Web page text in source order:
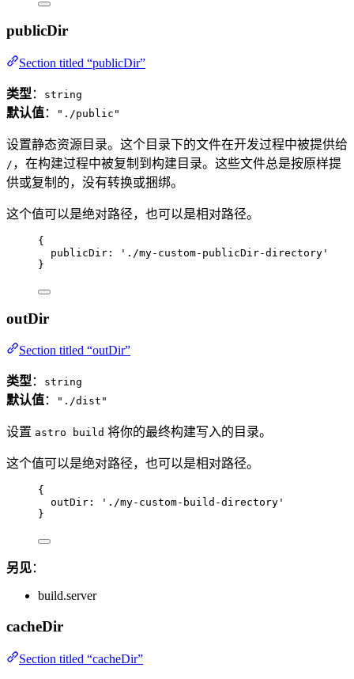
publicDir
Section titled “publicDir”
类型 ： string
默认值： "./public"
设置静态资源目录。这个目录下的文件在开发过程中被提供给
/ ，在构建过程中被复制到构建目录。这些文件总是按原样提
供或复制的，没有转换或捆绑。
这个值可以是绝对路径，也可以是相对路径。
{
publicDir:
' ./my-custom-publicDir-directory '
}
outDir
Section titled “outDir”
类型 ： string
默认值： "./dist"
设置 astro build 将你的最终构建写入的目录。
这个值可以是绝对路径，也可以是相对路径。
{
outDir:
' ./my-custom-build-directory '
}
另见：
build.server
cacheDir
Section titled “cacheDir”